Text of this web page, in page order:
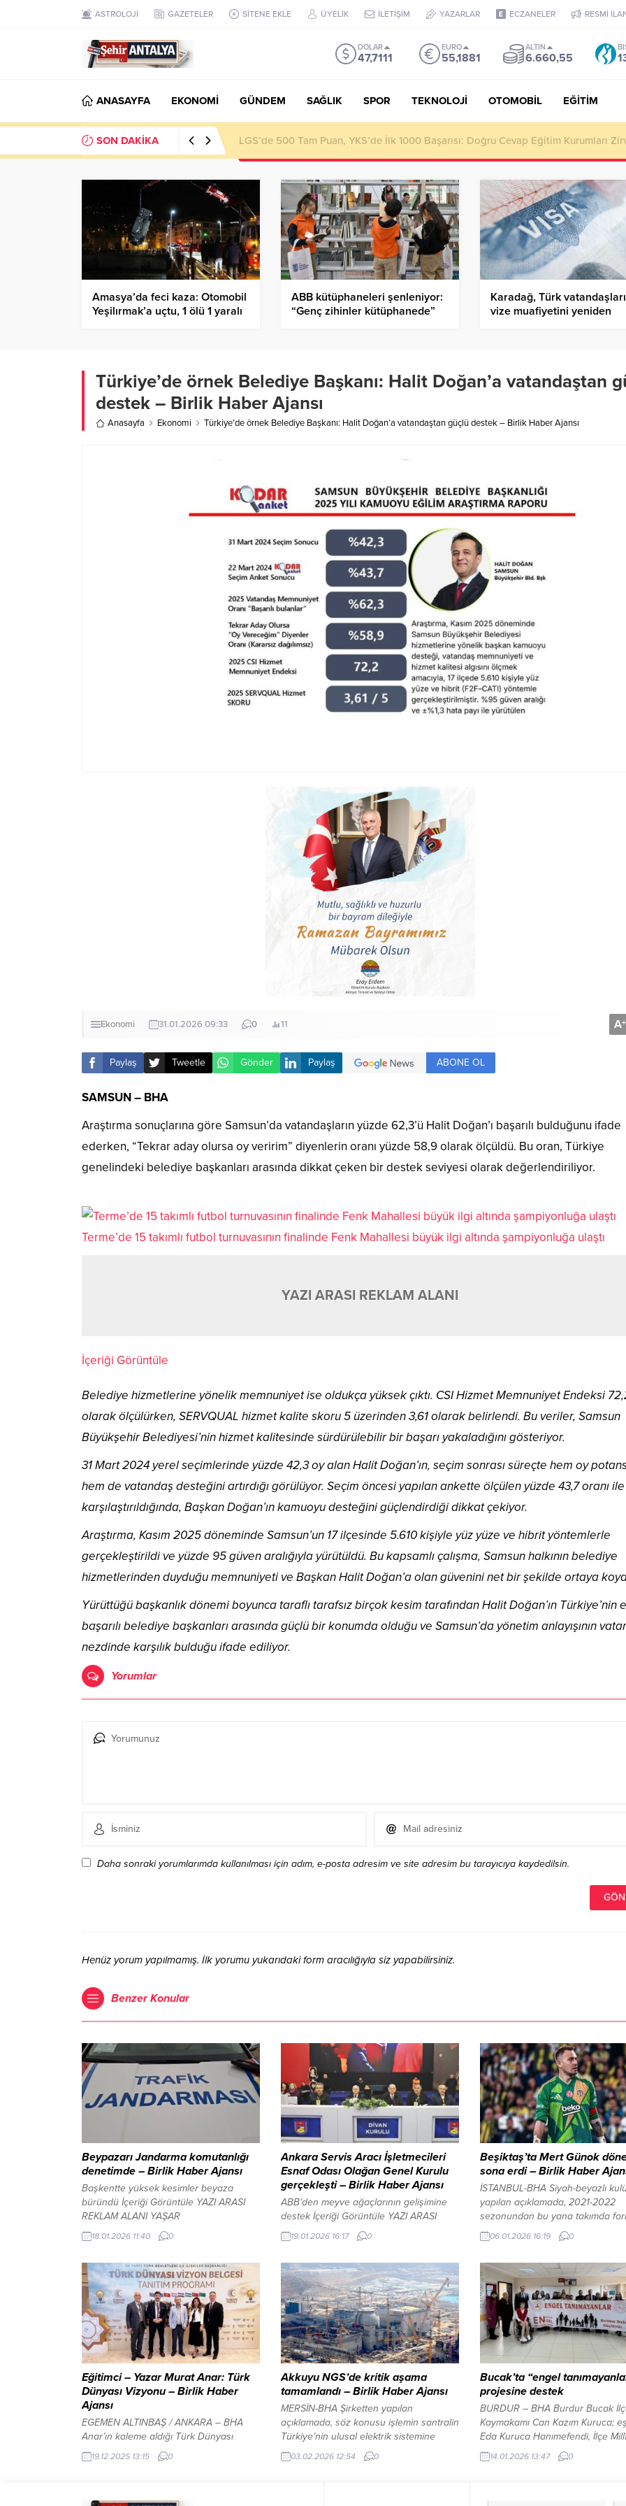
ASTROLOJİ GAZETELER SİTENE EKLE ÜYELİK İLETİŞİM YAZARLAR ECZANELER RESMİ
DOLAR
47,7111
EURO
55,1881
ALTIN
6.660,55
ANASAYFA EKONOMİ GÜNDEM SAĞLIK SPOR TEKNOLOJİ OTOMOBİL EĞİTİM
SON DAKİKA LGS’de 500 Tam Puan, YKS’de İlk 1000 Başarısı: Doğru Cevap Eğitim Kurumları
Amasya’da feci kaza: Otomobil
Yeşilırmak’a uçtu, 1 ölü 1 yaralı
ABB kütüphaneleri şenleniyor:
“Genç zihinler kütüphanede”
Karadağ, Türk
vize muafiyetini yeniden
Türkiye’de örnek Belediye Başkanı: Halit Doğan’a vatandaştan
destek – Birlik Haber Ajansı
Anasayfa Ekonomi Türkiye’de örnek Belediye Başkanı: Halit Doğan’a vatandaştan güçlü destek – Birlik Haber Ajansı
Ekonomi 31.01.2026 09:33 0 11 A+
Paylaş Tweetle Gönder Paylaş ABONE OL
SAMSUN – BHA
Araştırma sonuçlarına göre Samsun’da vatandaşların yüzde 62,3’ü Halit Doğan’ı başarılı bulduğunu ifade
ederken, “Tekrar aday olursa oy veririm” diyenlerin oranı yüzde 58,9 olarak ölçüldü. Bu oran, Türkiye
genelindeki belediye başkanları arasında dikkat çeken bir destek seviyesi olarak değerlendiriliyor.
Terme’de 15 takımlı futbol turnuvasının finalinde Fenk Mahallesi büyük ilgi altında şampiyonluğa ulaştı
YAZI ARASI REKLAM ALANI
İçeriği Görüntüle
Belediye hizmetlerine yönelik memnuniyet ise oldukça yüksek çıktı. CSI Hizmet Memnuniyet Endeksi
olarak ölçülürken, SERVQUAL hizmet kalite skoru 5 üzerinden 3,61 olarak belirlendi. Bu veriler, Samsun
Büyükşehir Belediyesi’nin hizmet kalitesinde sürdürülebilir bir başarı yakaladığını gösteriyor.
31 Mart 2024 yerel seçimlerinde yüzde 42,3 oy alan Halit Doğan’ın, seçim sonrası süreçte hem oy
hem de vatandaş desteğini artırdığı görülüyor. Seçim öncesi yapılan ankette ölçülen yüzde 43,7 oranı ile
karşılaştırıldığında, Başkan Doğan’ın kamuoyu desteğini güçlendirdiği dikkat çekiyor.
Araştırma, Kasım 2025 döneminde Samsun’un 17 ilçesinde 5.610 kişiyle yüz yüze ve hibrit yöntemlerle
gerçekleştirildi ve yüzde 95 güven aralığıyla yürütüldü. Bu kapsamlı çalışma, Samsun halkının belediye
hizmetlerinden duyduğu memnuniyeti ve Başkan Halit Doğan’a olan güvenini net bir şekilde ortaya
Yürüttüğü başkanlık dönemi boyunca taraflı tarafsız birçok kesim tarafından Halit Doğan’ın Türkiye’nin
başarılı belediye başkanları arasında güçlü bir konumda olduğu ve Samsun’da yönetim anlayışının
nezdinde karşılık bulduğu ifade ediliyor.
Yorumlar
Daha sonraki yorumlarımda kullanılması için adım, e-posta adresim ve site adresim bu tarayıcıya kaydedilsin.
Henüz yorum yapılmamış. İlk yorumu yukarıdaki form aracılığıyla siz yapabilirsiniz.
Benzer Konular
Beypazarı Jandarma komutanlığı
denetimde – Birlik Haber Ajansı
Başkentte yüksek kesimler beyaza
büründü İçeriği Görüntüle YAZI ARASI
REKLAM ALANI YAŞAR
TONBAK/ANKARA/BHA Beypazarı İlçe
Jandarma Komutanlığı, sorumluluk
ağlarında trafik denetimlerinin
aksatılmadan sürdürüldüğünü,
vatandaşların güvenli sürüş açısından
da, trafik kurallarına uymaları ve kemer
takmaları konusunda uyarılarında
sürdüğü kaydedildi. Gerek Asayiş Tim
ekipleri, gerek Trafik Tim...
18.01.2026 11:40 0
Ankara Servis Aracı İşletmecileri
Esnaf Odası Olağan Genel Kurulu
gerçekleşti – Birlik Haber Ajansı
ABB’den meyve ağaçlarının gelişimine
destek İçeriği Görüntüle YAZI ARASI
REKLAM ALANI Şevket Gölük – BHA
Ankara Ankara Servis Aracı İşletmecileri
Toplantısı, Atatürk Kapalı Spor
Salonu’nda üyelerin yoğun katılımıyla
gerçekleştirildi. Genel kurulda yapılan
seçimde mevcut başkan İlyas Aktürk,
üyelerin büyük çoğunluğunun desteğini
alarak yeniden göreve seçildi....
19.01.2026 16:17 0
Beşiktaş’ta Mert Günok
sona erdi – Birlik Haber
İSTANBUL-BHA Siyah-beyazlı
yapılan açıklamada, 2021-2022
sezonundan bu yana takımda
giyen Mert Günok’un
karşılıklı anlaşmayla feshedildiği
130 maça çıktı. Deneyimli kaleci bu
karşılaşmalarda 153 gol yerken,
maçta kalesini gole kapattı.
teşekkür mesajı Beşiktaş’ın
açıklamasında şu ifadelere yer
“2021-22 sezonundan...
06.01.2026 16:19 0
Eğitimci – Yazar Murat Anar: Türk
Dünyası Vizyonu – Birlik Haber
Ajansı
EGEMEN ALTINBAŞ / ANKARA – BHA
Anar’ın kaleme aldığı Türk Dünyası
Vizyonu adlı yazısı şu şekilde: “3 Kasım
2025’te UNESCO, 43. Genel Kurulunda
19.12.2025 13:15 0
Akkuyu NGS’de kritik aşama
tamamlandı – Birlik Haber Ajansı
MERSİN-BHA Şirketten yapılan
açıklamada, söz konusu işlemin santralin
Türkiye’nin ulusal elektrik sistemine
bağlantı sürecindeki kilit aşamalardan
biri olduğu vurgulandı. Birinci ünitede
birinci güç ünitesinde kullanılan
03.02.2026 12:54 0
Bucak’ta “engel
projesine destek
BURDUR – BHA Burdur Bucak
Kaymakamı Can Kazım Kuruca;
Eda Kuruca Hanımefendi, İlçe
Müdürü Bekir Canavar, Şube
Selim Can ve Sayın İzzet Şahin ile
14.01.2026 13:47 0